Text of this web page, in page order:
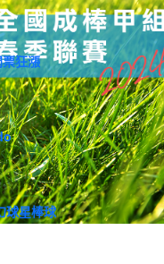
勝 一軍下週對戰鷹牛
票狂漲
球星棒球